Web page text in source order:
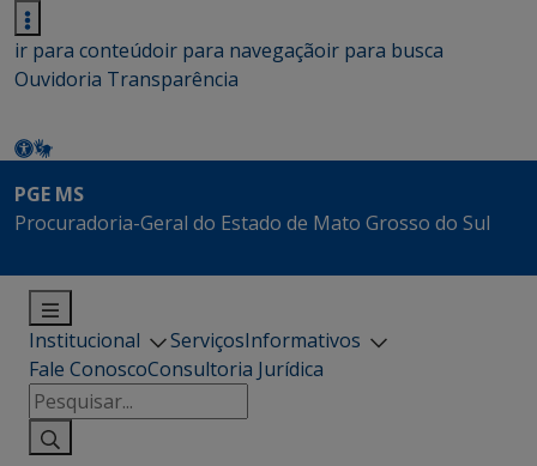
ir para conteúdoir para navegaçãoir para busca
Ouvidoria Transparência
PGE MS
Procuradoria-Geral do Estado de Mato Grosso do Sul
Institucional ServiçosInformativos
Fale ConoscoConsultoria Jurídica
Pesquisar
por: